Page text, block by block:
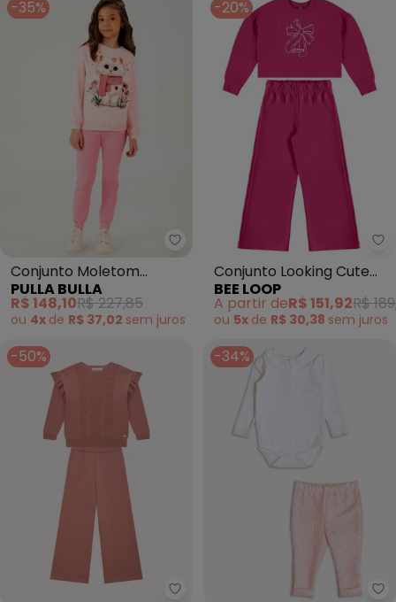
-35%
Pulla Bulla - Conjunto Moletom
Conjunto Moletom
(Rosa)
PULLA BULLA
R$ 148,10R$ 227,85
ou 4x de R$ 37,02 sem juros
-20%
Conjunto Looking Cute
Today Rosa
BEE LOOP
A partir deR$ 151,92R$
ou 5x de R$ 30,38 sem juros
-50%
Milon - Conjunto Infantil
-34%